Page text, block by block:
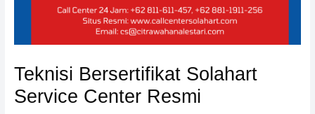
Teknisi Bersertifikat Solahart
Service Center Resmi